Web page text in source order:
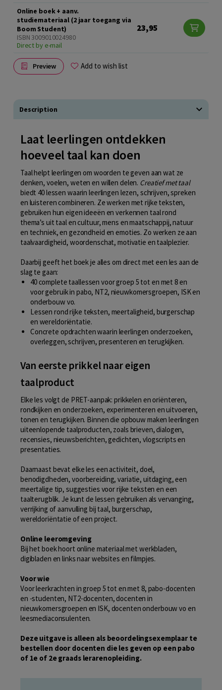
Online boek + aanv.
studiemateriaal (2 jaar toegang via
Boom Student)
ISBN 3009010024980
Direct by e-mail
23,95
Preview Add to wish list
Description
Laat leerlingen ontdekken
hoeveel taal kan doen
Taal helpt leerlingen om woorden te geven aan wat ze
denken, voelen, weten en willen delen. Creatief met taal
biedt 40 lessen waarin leerlingen lezen, schrijven, spreken
en luisteren combineren. Ze werken met rijke teksten,
gebruiken hun eigen ideeën en verkennen taal rond
thema’s uit taal en cultuur, mens en maatschappij, natuur
en techniek, en gezondheid en emoties. Zo werken ze aan
taalvaardigheid, woordenschat, motivatie en taalplezier.
Daarbij geeft het boek je alles om direct met een les aan de
slag te gaan:
40 complete taallessen voor groep 5 tot en met 8 en
voor gebruik in pabo, NT2, nieuwkomersgroepen, ISK en
onderbouw vo.
Lessen rond rijke teksten, meertaligheid, burgerschap
en wereldoriëntatie.
Concrete opdrachten waarin leerlingen onderzoeken,
overleggen, schrijven, presenteren en terugkijken.
Van eerste prikkel naar eigen
taalproduct
Elke les volgt de PRET-aanpak: prikkelen en oriënteren,
rondkijken en onderzoeken, experimenteren en uitvoeren,
tonen en terugkijken. Binnen die opbouw maken leerlingen
uiteenlopende taalproducten, zoals brieven, dialogen,
recensies, nieuwsberichten, gedichten, vlogscripts en
presentaties.
Daarnaast bevat elke les een activiteit, doel,
benodigdheden, voorbereiding, variatie, uitdaging, een
meertalige tip, suggesties voor rijke teksten en een
taalterugblik. Je kunt de lessen gebruiken als vervanging,
verrijking of aanvulling bij taal, burgerschap,
wereldoriëntatie of een project.
Online leeromgeving
Bij het boek hoort online materiaal met werkbladen,
digibladen en links naar websites en filmpjes.
Voor wie
Voor leerkrachten in groep 5 tot en met 8, pabo-docenten
en -studenten, NT2-docenten, docenten in
nieuwkomersgroepen en ISK, docenten onderbouw vo en
leesmediaconsulenten.
Deze uitgave is alleen als beoordelingsexemplaar te
bestellen door docenten die les geven op een pabo
of 1e of 2e graads lerarenopleiding.